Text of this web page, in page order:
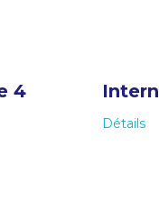
4
Détails